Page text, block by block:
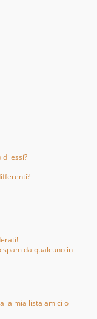
essi?
da qualcuno in
mia lista amici o